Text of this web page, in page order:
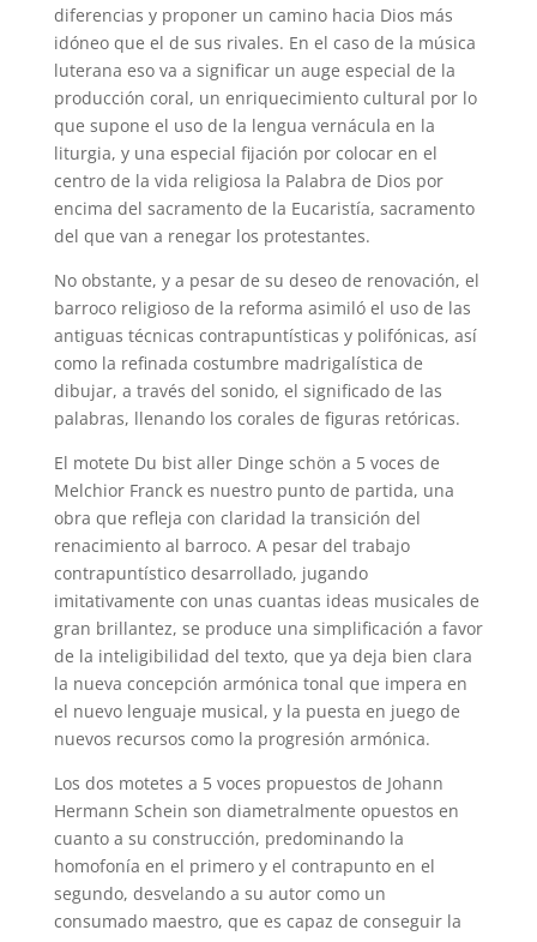
diferencias y proponer un camino hacia Dios más
idóneo que el de sus rivales. En el caso de la música
luterana eso va a significar un auge especial de la
producción coral, un enriquecimiento cultural por lo
que supone el uso de la lengua vernácula en la
liturgia, y una especial fijación por colocar en el
centro de la vida religiosa la Palabra de Dios por
encima del sacramento de la Eucaristía, sacramento
del que van a renegar los protestantes.
No obstante, y a pesar de su deseo de renovación, el
barroco religioso de la reforma asimiló el uso de las
antiguas técnicas contrapuntísticas y polifónicas, así
como la refinada costumbre madrigalística de
dibujar, a través del sonido, el significado de las
palabras, llenando los corales de figuras retóricas.
El motete Du bist aller Dinge schön a 5 voces de
Melchior Franck es nuestro punto de partida, una
obra que refleja con claridad la transición del
renacimiento al barroco. A pesar del trabajo
contrapuntístico desarrollado, jugando
imitativamente con unas cuantas ideas musicales de
gran brillantez, se produce una simplificación a favor
de la inteligibilidad del texto, que ya deja bien clara
la nueva concepción armónica tonal que impera en
el nuevo lenguaje musical, y la puesta en juego de
nuevos recursos como la progresión armónica.
Los dos motetes a 5 voces propuestos de Johann
Hermann Schein son diametralmente opuestos en
cuanto a su construcción, predominando la
homofonía en el primero y el contrapunto en el
segundo, desvelando a su autor como un
consumado maestro, que es capaz de conseguir la